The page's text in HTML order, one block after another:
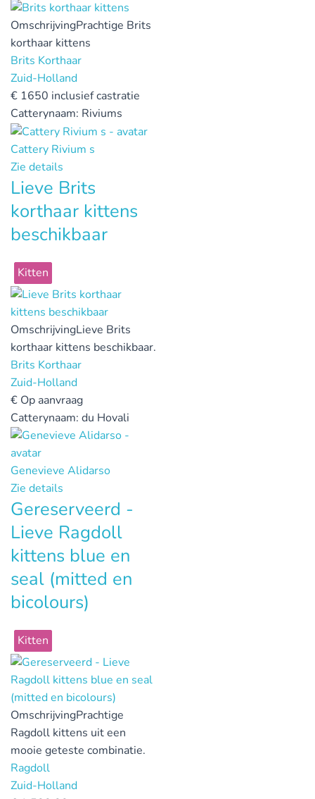
OmschrijvingPrachtige Brits
korthaar kittens
Brits Korthaar
Zuid-Holland
€ 1650 inclusief castratie
Catterynaam: Riviums
Cattery Rivium s
Zie details
Lieve Brits
korthaar kittens
beschikbaar
Kitten
OmschrijvingLieve Brits
korthaar kittens beschikbaar.
Brits Korthaar
Zuid-Holland
€ Op aanvraag
Catterynaam: du Hovali
Genevieve Alidarso
Zie details
Gereserveerd -
Lieve Ragdoll
kittens blue en
seal (mitted en
bicolours)
Kitten
OmschrijvingPrachtige
Ragdoll kittens uit een
mooie geteste combinatie.
Ragdoll
Zuid-Holland